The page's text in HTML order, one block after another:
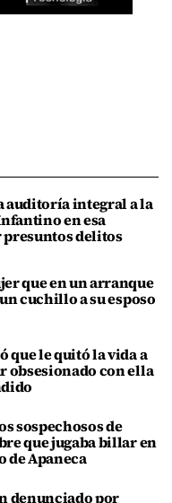
auditoría integral a la
en esa
delitos
que en un arranque
cuchillo a su esposo
que le quitó la vida a
obsesionado con ella
sospechosos de
que jugaba billar en
de Apaneca
denunciado por